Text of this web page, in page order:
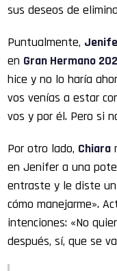
sus deseos de
Puntualmente,
en Gran Hermano
hice y no lo haría
vos venías a estar
vos y por él. Pero si
Por otro lado, Chiara
en Jenifer a una
entraste y le diste un
cómo manejarme».
intenciones: «No
después, sí, que se